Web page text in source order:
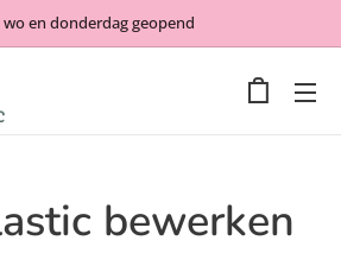
wo en donderdag geopend
bewerken